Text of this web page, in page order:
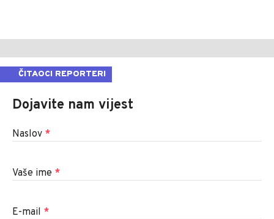
ČITAOCI REPORTERI
Dojavite nam vijest
Naslov *
Vaše ime *
E-mail *